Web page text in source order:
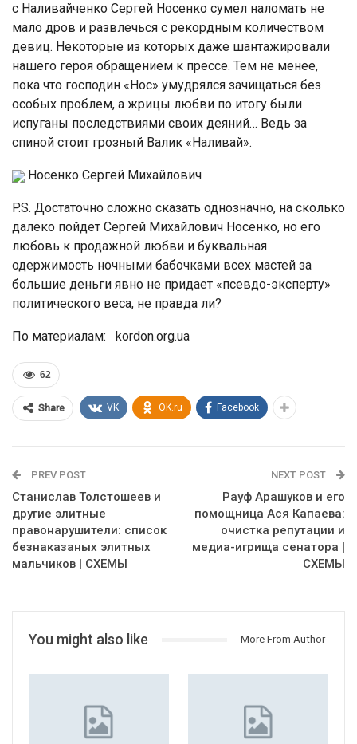
с Наливайченко Сергей Носенко сумел наломать не
мало дров и развлечься с рекордным количеством
девиц. Некоторые из которых даже шантажировали
нашего героя обращением к прессе. Тем не менее,
пока что господин «Нос» умудрялся зачищаться без
особых проблем, а жрицы любви по итогу были
испуганы последствиями своих деяний… Ведь за
спиной стоит грозный Валик «Наливай».
Носенко Сергей Михайлович
P.S. Достаточно сложно сказать однозначно, на сколько
далеко пойдет Сергей Михайлович Носенко, но его
любовь к продажной любви и буквальная
одержимость ночными бабочками всех мастей за
большие деньги явно не придает «псевдо-эксперту»
политического веса, не правда ли?
По материалам: kordon.org.ua
62
Share VK OK.ru Facebook
PREV POST
Станислав Толстошеев и
другие элитные
правонарушители: список
безнаказаных элитных
мальчиков | СХЕМЫ
NEXT POST
Рауф Арашуков и его
помощница Ася Капаева:
очистка репутации и
медиа-игрища сенатора |
СХЕМЫ
You might also like More From Author